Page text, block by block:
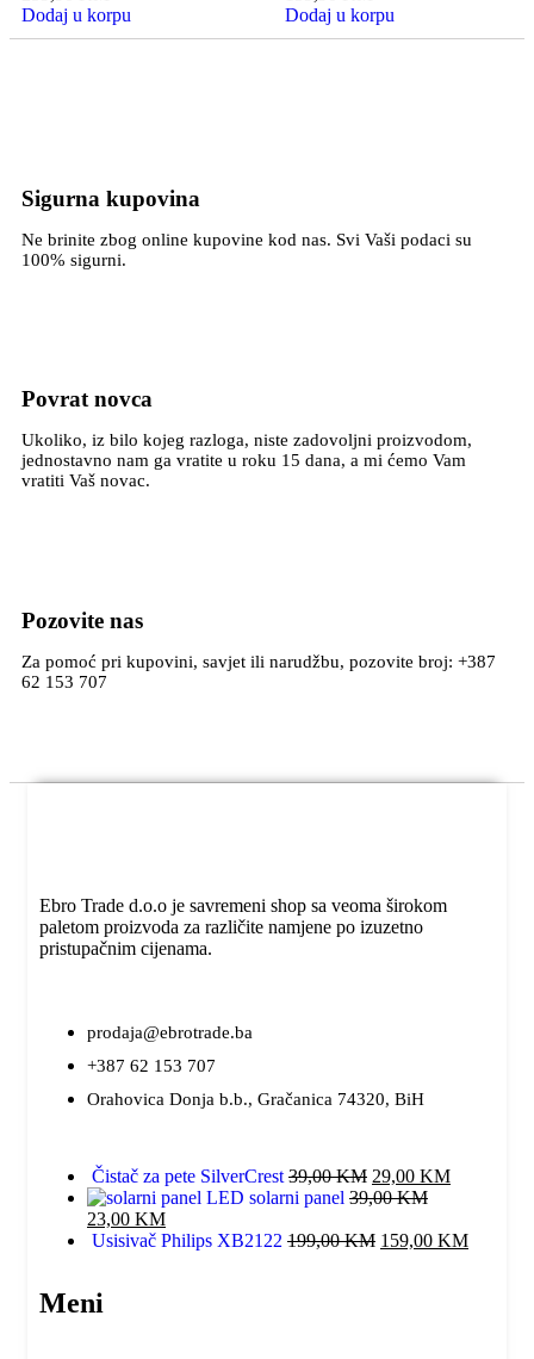
Dodaj u korpu
Dodaj u korpu
Sigurna kupovina
Ne brinite zbog online kupovine kod nas. Svi Vaši podaci su
100% sigurni.
Povrat novca
Ukoliko, iz bilo kojeg razloga, niste zadovoljni proizvodom,
jednostavno nam ga vratite u roku 15 dana, a mi ćemo Vam
vratiti Vaš novac.
Pozovite nas
Za pomoć pri kupovini, savjet ili narudžbu, pozovite broj: +387
62 153 707
Ebro Trade d.o.o je savremeni shop sa veoma širokom
paletom proizvoda za različite namjene po izuzetno
pristupačnim cijenama.
prodaja@ebrotrade.ba
+387 62 153 707
Orahovica Donja b.b., Gračanica 74320, BiH
Čistač za pete SilverCrest 39,00KM 29,00 KM
LED solarni panel 39,00KM
23,00 KM
Usisivač Philips XB2122 199,00KM 159,00 KM
Meni